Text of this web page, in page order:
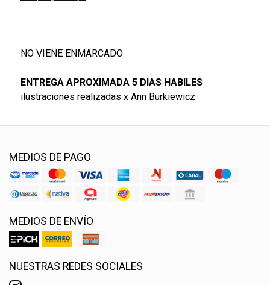
NO VIENE ENMARCADO
ENTREGA APROXIMADA 5 DIAS HABILES
ilustraciones realizadas x Ann Burkiewicz
MEDIOS DE PAGO
MEDIOS DE ENVÍO
NUESTRAS REDES SOCIALES